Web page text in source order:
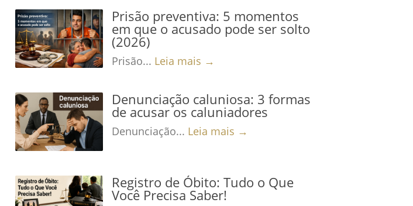
Prisão preventiva: 5 momentos
em que o acusado pode ser solto
(2026)
Prisão... Leia mais →
Denunciação caluniosa: 3 formas
de acusar os caluniadores
Denunciação... Leia mais →
Registro de Óbito: Tudo o Que
Você Precisa Saber!